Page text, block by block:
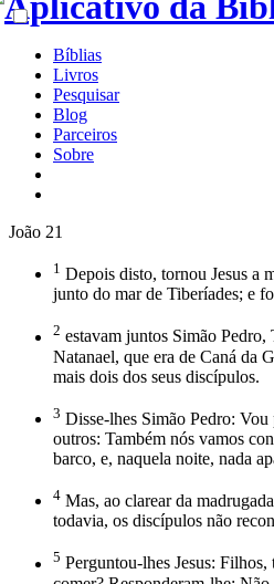
Bíblias
Livros
Pesquisar
Blog
Parceiros
Sobre
João 21
1 Depois disto, tornou Jesus a
junto do mar de Tiberíades; e
2 estavam juntos Simão
Natanael, que era de Caná da
mais dois dos seus discípulos.
3 Disse-lhes Simão Pedro: Vou
outros: Também nós vamos
barco, e, naquela noite, nada
4 Mas, ao clarear da
todavia, os discípulos não
5 Perguntou-lhes Jesus: Filhos,